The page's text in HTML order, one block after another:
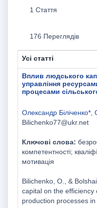
1 Стаття
176 Переглядів
Усі статті
Вплив людського
управління
процесами
Олександр Біліченко*,
Bilichenko77@ukr.net
Ключові слова:
компетентності;
мотивація
Bilichenko, O., &
capital on the
production processes